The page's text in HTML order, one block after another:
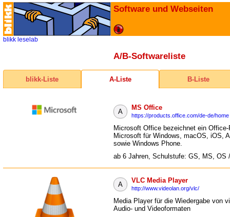
Software und Webseiten
blikk leselab
A/B-Softwareliste
blikk-Liste A-Liste B-Liste
A
MS Office
https://products.office.com/de-de/home
Microsoft Office bezeichnet ein
Microsoft für Windows, macOS, iOS,
sowie Windows Phone.
ab 6 Jahren, Schulstufe: GS, MS, OS
A
VLC Media Player
http://www.videolan.org/vlc/
Media Player für die Wiedergabe von
Audio- und Videoformaten